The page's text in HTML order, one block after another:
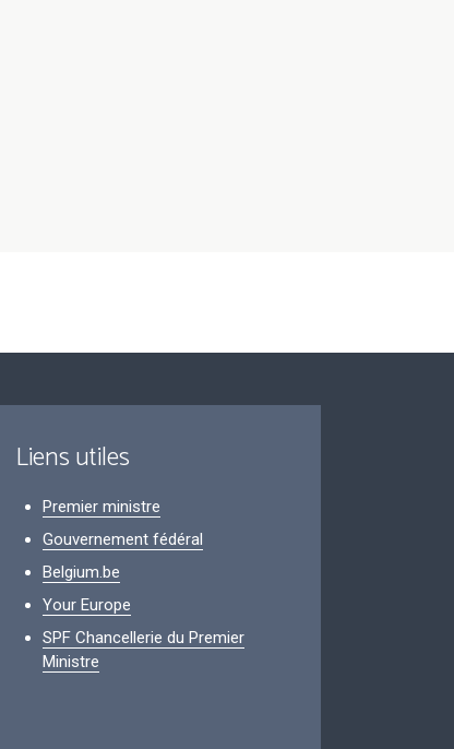
Liens utiles
Premier ministre
Gouvernement fédéral
Belgium.be
Your Europe
SPF Chancellerie du Premier
Ministre